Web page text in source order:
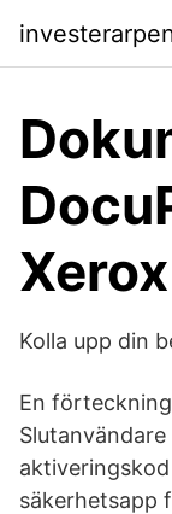
Xerox
Kolla upp din
En
säkerhetsapp